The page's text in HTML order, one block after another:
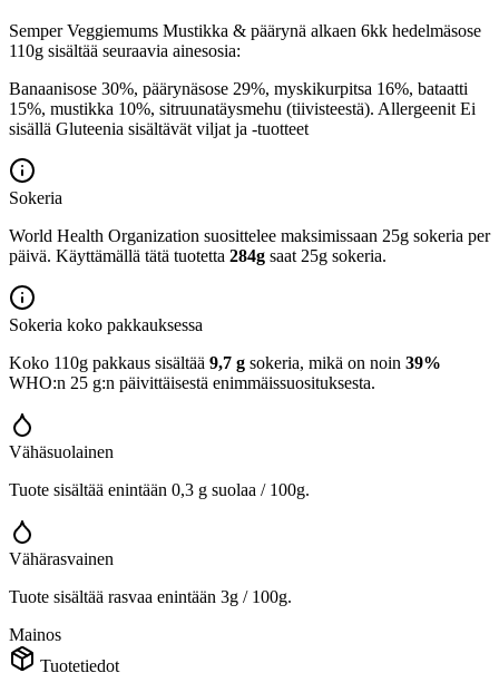
Semper Veggiemums Mustikka & päärynä alkaen 6kk hedelmäsose
110g sisältää seuraavia ainesosia:
Banaanisose 30%, päärynäsose 29%, myskikurpitsa 16%, bataatti
15%, mustikka 10%, sitruunatäysmehu (tiivisteestä). Allergeenit Ei
sisällä Gluteenia sisältävät viljat ja -tuotteet
Sokeria
World Health Organization suosittelee maksimissaan 25g sokeria per
päivä. Käyttämällä tätä tuotetta 284g saat 25g sokeria.
Sokeria koko pakkauksessa
Koko 110g pakkaus sisältää 9,7 g sokeria, mikä on noin 39%
WHO:n 25 g:n päivittäisestä enimmäissuosituksesta.
Vähäsuolainen
Tuote sisältää enintään 0,3 g suolaa / 100g.
Vähärasvainen
Tuote sisältää rasvaa enintään 3g / 100g.
Mainos
Tuotetiedot